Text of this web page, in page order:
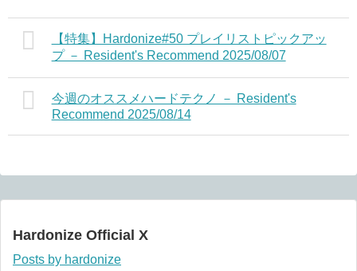
【特集】Hardonize#50 プレイリストピックアッ
プ － Resident's Recommend 2025/08/07
今週のオススメハードテクノ － Resident's
Recommend 2025/08/14
Hardonize Official X
Posts by hardonize